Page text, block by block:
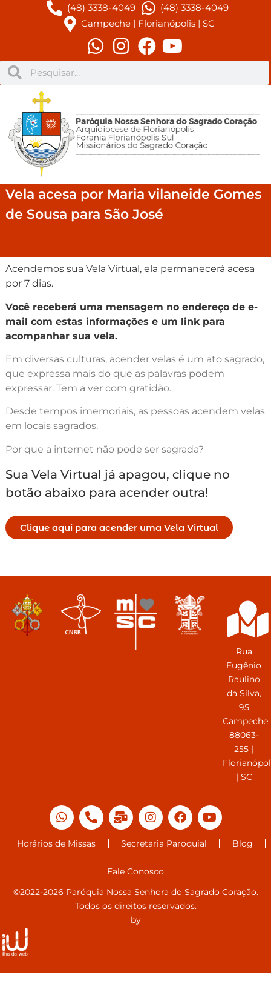
(48) 3338-4049
(48) 3338-4049
Campeche | Florianópolis | SC
Vela acesa por Maria vilaneide Gomes
de Sousa para São José
Acendemos sua Vela Virtual, ela permanecerá acesa
por 7 dias.
Você receberá uma mensagem no endereço de e-
mail com estas informações e um link para
acompanhar sua vela.
Em diversas culturas, acender velas é um ato sagrado,
que expressa mais do que as palavras podem
expressar. Tem a ver com gratidão.
Desde tempos imemoriais, as pessoas acendem velas
em locais sagrados.
Por que a internet não pode ser sagrada?
Sua Vela Virtual já apagou, clique no
botão abaixo para acender outra!
Clique aqui para acender uma Vela Virtual
Rua
Eugênio
Raulino
da Silva,
95
Campeche
88063-
255 |
| SC
Horários de Missas Secretaria Paroquial Blog
Fale Conosco
©2022-2026 Paróquia Nossa Senhora do Sagrado Coração.
Todos os direitos reservados.
by